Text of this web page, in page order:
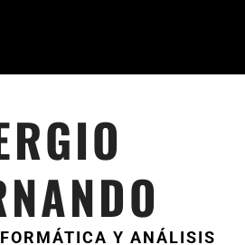
Y ANÁLISIS